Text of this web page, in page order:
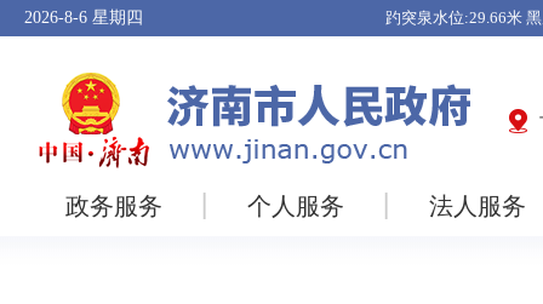
2026-8-6 星期四
政务服务 个人服务 法人服务